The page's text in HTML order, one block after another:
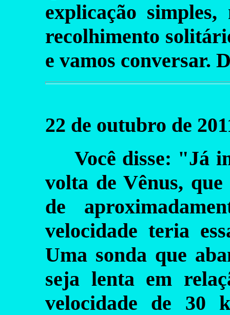
explicação
recolhimento
e vamos conversar.
22 de outubro de
Você disse: "Já
volta de Vênus,
de
velocidade teria
Uma sonda que
seja lenta em
velocidade de 30